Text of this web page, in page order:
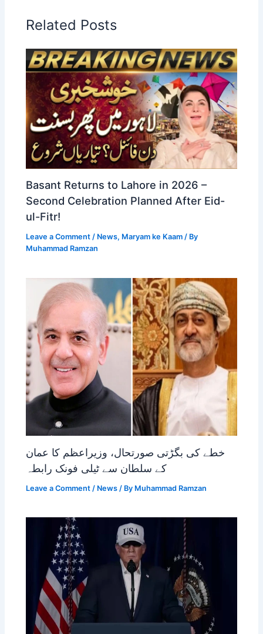
Related Posts
Basant Returns to Lahore in 2026 –
Second Celebration Planned After Eid-
ul-Fitr!
Leave a Comment / News, Maryam ke Kaam / By
Muhammad Ramzan
خطے کی بگڑتی صورتحال، وزیراعظم کا عمان
کے سلطان سے ٹیلی فونک رابطہ
Leave a Comment / News / By Muhammad Ramzan